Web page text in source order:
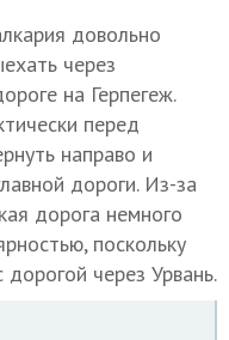
довольно
через
на Герпегеж.
перед
направо и
дороги. Из-за
дорога немного
поскольку
через Урвань.